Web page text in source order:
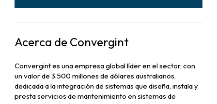
Acerca de Convergint
Convergint es una empresa global líder en el sector, con
un valor de 3.500 millones de dólares australianos,
dedicada a la integración de sistemas que diseña, instala y
presta servicios de mantenimiento en sistemas de